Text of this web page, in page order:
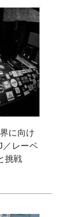
に向け
／レーベ
挑戦